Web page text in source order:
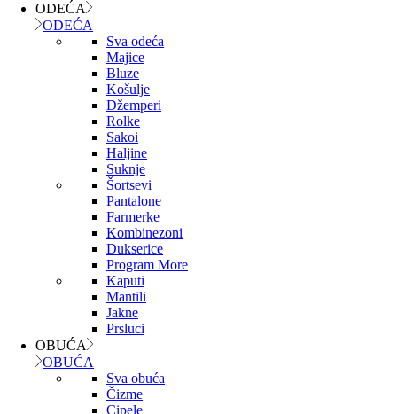
ODEĆA
ODEĆA
Sva odeća
Majice
Bluze
Košulje
Džemperi
Rolke
Sakoi
Haljine
Suknje
Šortsevi
Pantalone
Farmerke
Kombinezoni
Dukserice
Program More
Kaputi
Mantili
Jakne
Prsluci
OBUĆA
OBUĆA
Sva obuća
Čizme
Cipele